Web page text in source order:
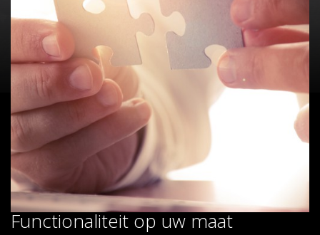
Functionaliteit op uw maat